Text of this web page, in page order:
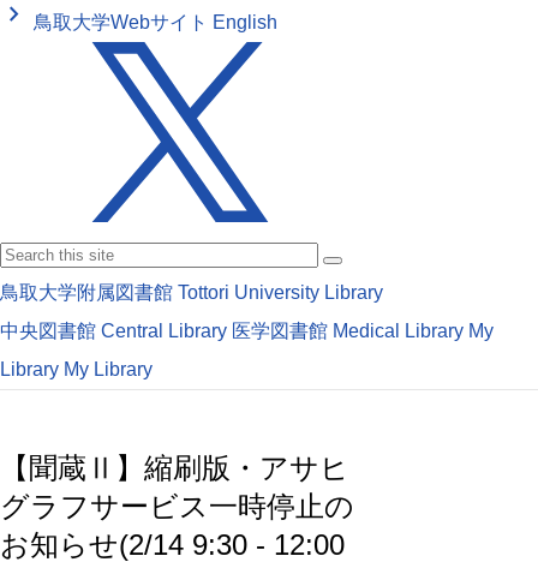
keyboard_arrow_right 鳥取大学Webサイト English
鳥取大学附属図書館 Tottori University Library
中央図書館 Central Library 医学図書館 Medical Library My
Library My Library
【聞蔵Ⅱ】縮刷版・アサヒ
グラフサービス一時停止の
お知らせ(2/14 9:30 - 12:00